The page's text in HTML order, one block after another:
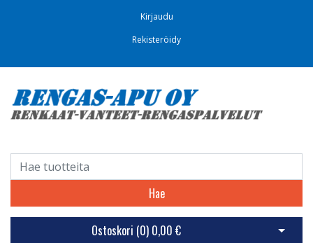
Kirjaudu
Rekisteröidy
Hae
Ostoskori (0) 0,00 € Avaa